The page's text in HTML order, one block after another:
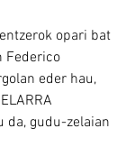
opari bat
Federico
eder hau,
da, gudu-zelaian